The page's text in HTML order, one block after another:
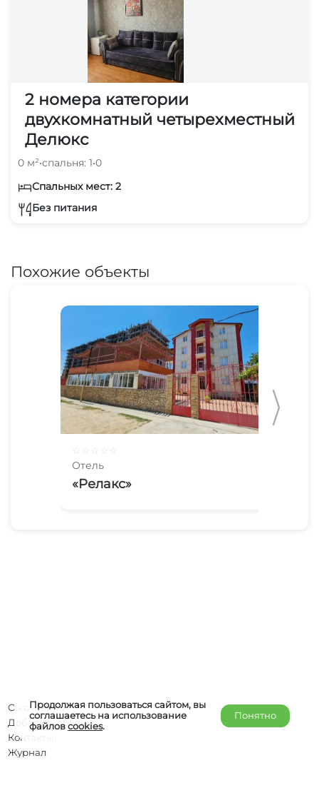
2 номера категории
двухкомнатный четырехместный
Делюкс
0 м²•спальня: 1•0
Спальных мест: 2
Без питания
Похожие объекты
Отель
«Релакс»
Продолжая пользоваться сайтом, вы
соглашаетесь на использование
файловcookies.
Понятно
О компании
Добавить объект
Контакты
Журнал